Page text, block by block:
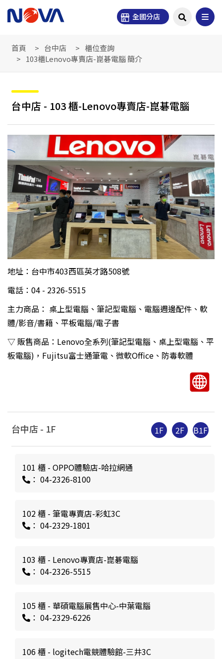
全國分店
首頁 台中店
櫃位查詢
103櫃Lenovo專賣店-崑碁電腦 簡介
台中店 - 103 櫃-Lenovo專賣店-崑碁電腦
地址：台中市403西區英才路508號
電話：04 - 2326-5515
主力商品： 桌上型電腦、筆記型電腦、電腦週邊配件、軟
體/影音/書籍、平板電腦/電子書
▽ 販售商品：Lenovo全系列(筆記型電腦、桌上型電腦、平
板電腦)，Fujitsu富士通筆電、微軟Office、防毒軟體
台中店 - 1F 1F 2F B1F
101 櫃 - OPPO體驗店-哈拉網通
： 04-2326-8100
102 櫃 - 筆電專賣店-彩虹3C
： 04-2329-1801
103 櫃 - Lenovo專賣店-崑碁電腦
： 04-2326-5515
105 櫃 - 華碩電腦展售中心-中葉電腦
： 04-2329-6226
106 櫃 - logitech電競體驗館-三井3C